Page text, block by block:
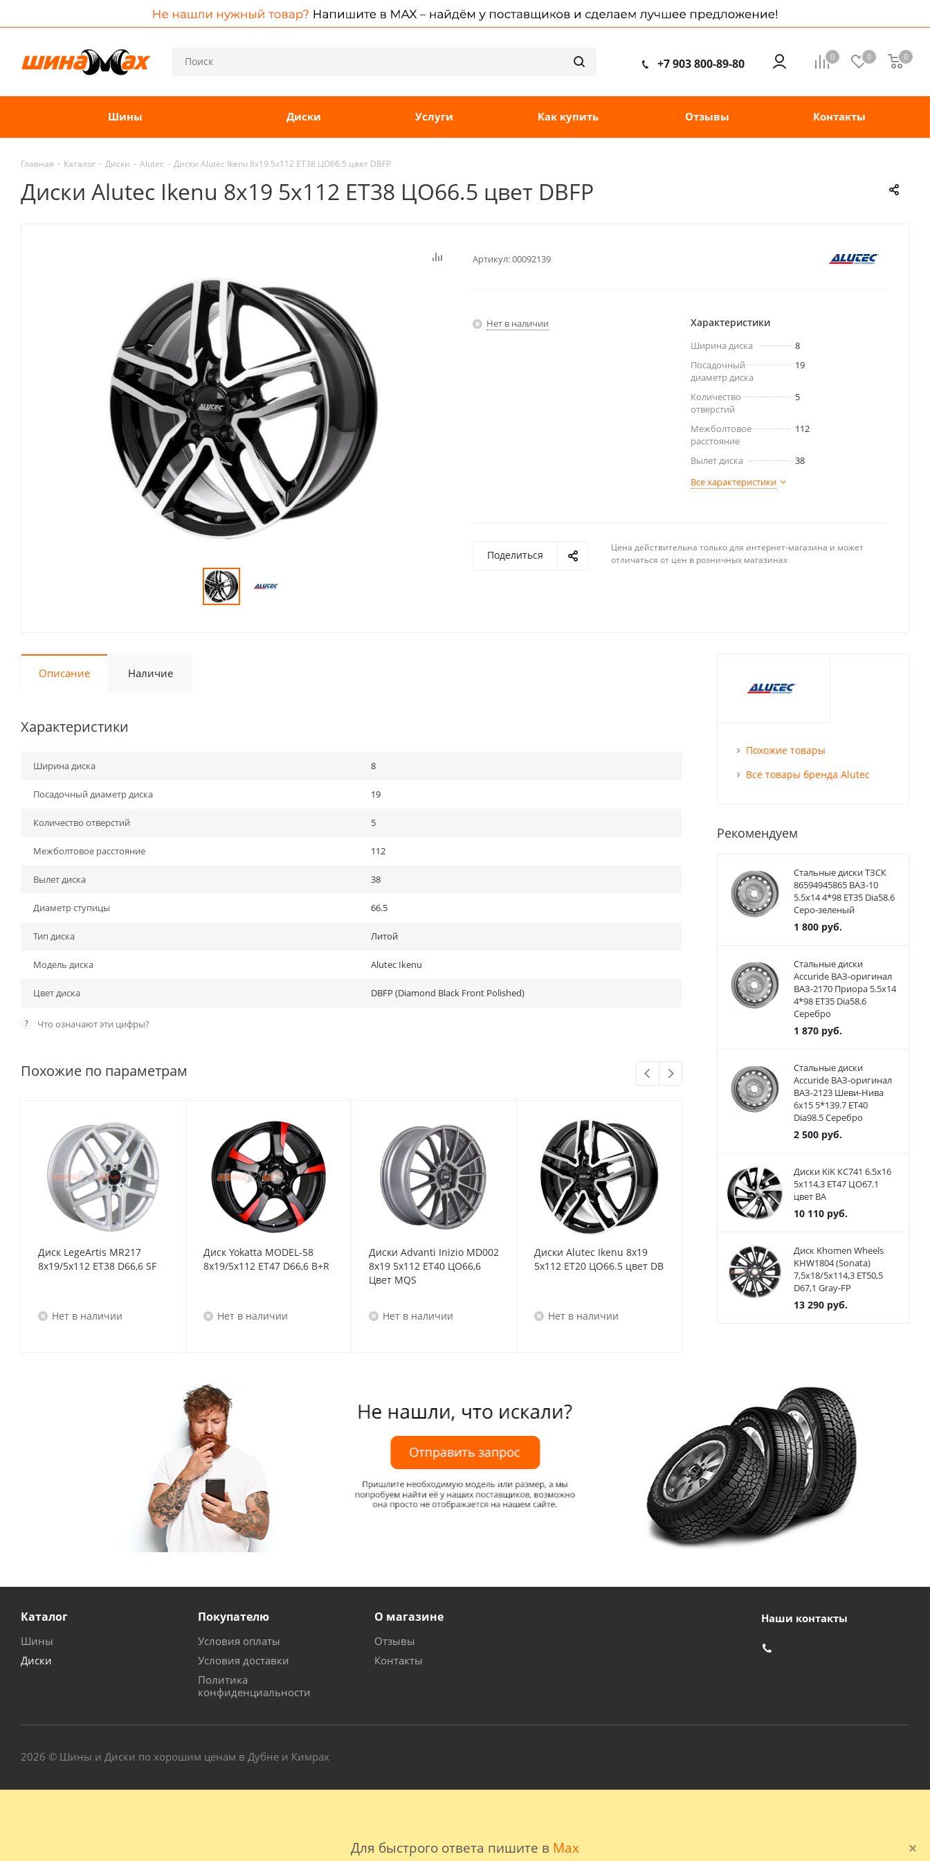
Для быстрого ответа пишите в Max
0 0 0
+7 903 800-89-80
Шины Диски Услуги Как купить Отзывы Контакты
Главная - Каталог - Диски - Alutec - Диски Alutec Ikenu 8x19 5x112 ET38 ЦО66.5 цвет DBFP
Диски Alutec Ikenu 8x19 5x112 ET38 ЦО66.5 цвет DBFP
Артикул:00092139
Нет в наличии Характеристики
Ширина диска
8
Посадочный
диаметр диска
19
Количество
отверстий
5
Межболтовое
расстояние
112
Вылет диска
38
Все характеристики
Поделиться
Цена действительна только для интернет-магазина и может
отличаться от цен в розничных магазинах
Описание Наличие
Характеристики
Ширина диска 8
Посадочный диаметр диска 19
Количество отверстий 5
Межболтовое расстояние 112
Вылет диска 38
Диаметр ступицы 66.5
Тип диска Литой
Модель диска Alutec Ikenu
Цвет диска DBFP (Diamond Black Front Polished)
? Что означают эти цифры?
Похожие по параметрам
Диск LegeArtis MR217
8x19/5x112 ET38 D66,6 SF
Нет в наличии
Диск Yokatta MODEL-58
8x19/5x112 ET47 D66,6 B+R
Нет в наличии
Диски Advanti Inizio MD002
8x19 5x112 ET40 ЦО66,6
Цвет MQS
Нет в наличии
Диски Alutec Ikenu 8x19
5x112 ET20 ЦО66.5 цвет DB
Нет в наличии
Диски Alutec Ikenu 8x19
5x112 ET20 ЦО66.5 цвет
Диски Alutec
5x112 ET20
GFP
Похожие товары
Все товары бренда Alutec
Рекомендуем
Стальные диски ТЗСК
86594945865 ВАЗ-10
5.5x14 4*98 ET35 Dia58.6
Серо-зеленый
1 800руб.
Стальные диски
Accuride ВАЗ-оригинал
ВАЗ-2170 Приора 5.5x14
4*98 ET35 Dia58.6
Серебро
1 870руб.
Стальные диски
Accuride ВАЗ-оригинал
ВАЗ-2123 Шеви-Нива
6x15 5*139.7 ET40
Dia98.5 Серебро
2 500руб.
Диски KiK КС741 6.5x16
5x114,3 ET47 ЦО67.1
цвет BA
10 110руб.
Диск Khomen Wheels
KHW1804 (Sonata)
7,5x18/5x114,3 ET50,5
D67,1 Gray-FP
13 290руб.
Каталог
Шины
Диски
Покупателю
Условия оплаты
Условия доставки
Политика
конфиденциальности
О магазине
Отзывы
Контакты
Наши контакты
2026 © Шины и Диски по хорошим ценам в Дубне и Кимрах